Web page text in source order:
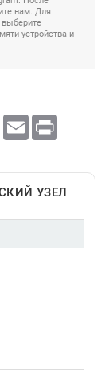
нам. Для
устройства и
LiveJournal
Email Print
УЗЕЛ